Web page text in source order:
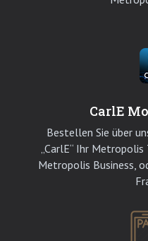
CarlE
Bestellen Sie über
„CarlE“ Ihr
Metropolis Business,